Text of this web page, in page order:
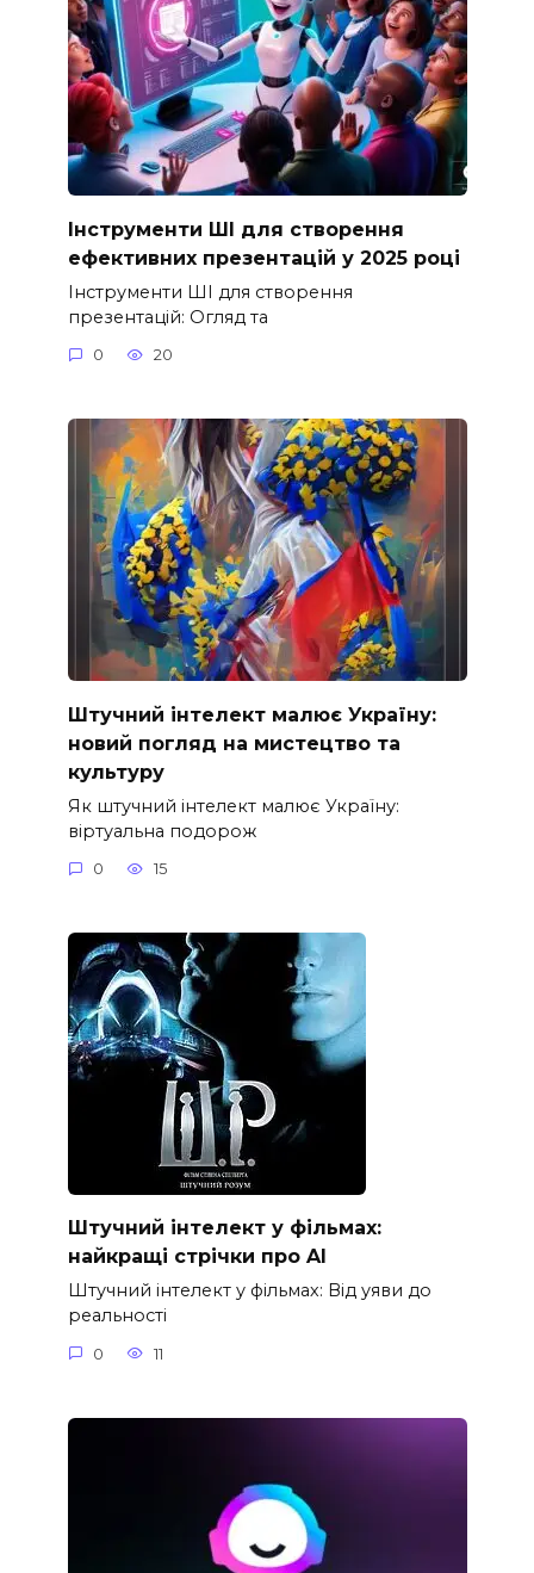
Інструменти ШІ для створення
ефективних презентацій у 2025 році
Інструменти ШІ для створення
презентацій: Огляд та
0 20
Штучний інтелект малює Україну:
новий погляд на мистецтво та
культуру
Як штучний інтелект малює Україну:
віртуальна подорож
0 15
Штучний інтелект у фільмах:
найкращі стрічки про AI
Штучний інтелект у фільмах: Від уяви до
реальності
0 11